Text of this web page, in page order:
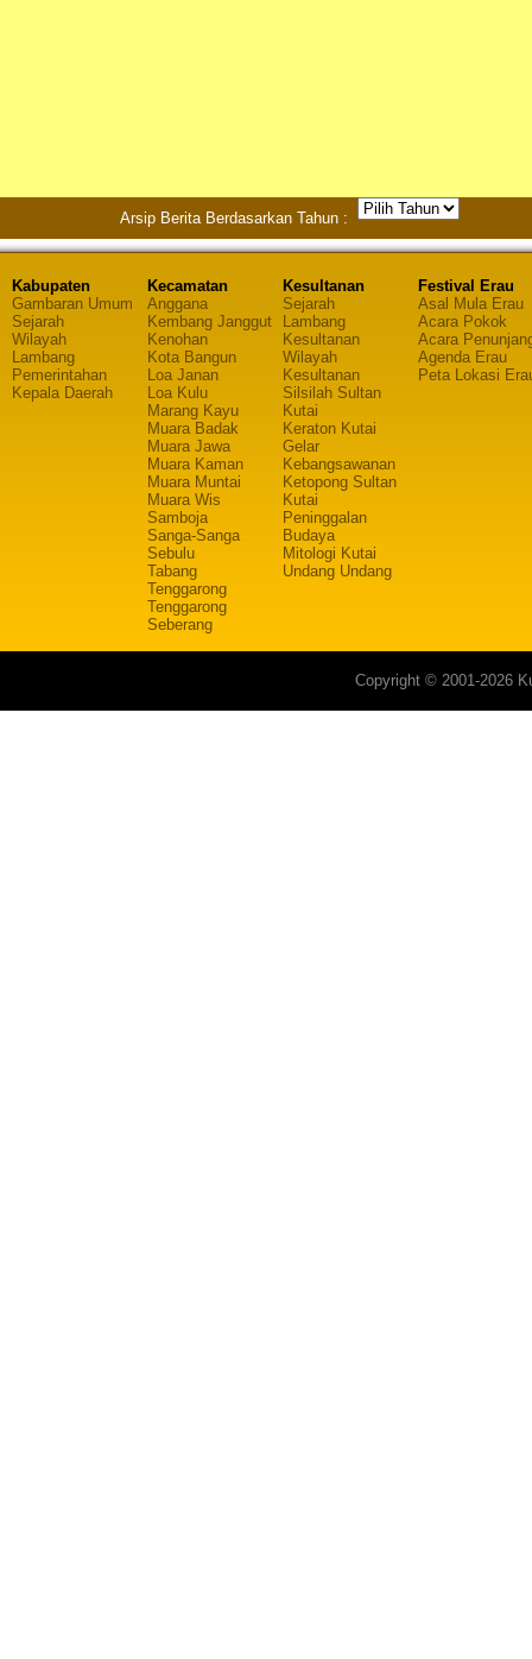
Arsip Berita Berdasarkan Tahun :
Kabupaten
Gambaran Umum
Sejarah
Wilayah
Lambang
Pemerintahan
Kepala Daerah
Kecamatan
Anggana
Kembang Janggut
Kenohan
Kota Bangun
Loa Janan
Loa Kulu
Marang Kayu
Muara Badak
Muara Jawa
Muara Kaman
Muara Muntai
Muara Wis
Samboja
Sanga-Sanga
Sebulu
Tabang
Tenggarong
Tenggarong
Seberang
Kesultanan
Sejarah
Lambang
Kesultanan
Wilayah
Kesultanan
Silsilah Sultan
Kutai
Keraton Kutai
Gelar
Kebangsawanan
Ketopong Sultan
Kutai
Peninggalan
Budaya
Mitologi Kutai
Undang Undang
Festival Erau
Asal Mula Erau
Acara Pokok
Acara
Agenda Erau
Peta Lokasi
Copyright © 2001-2026